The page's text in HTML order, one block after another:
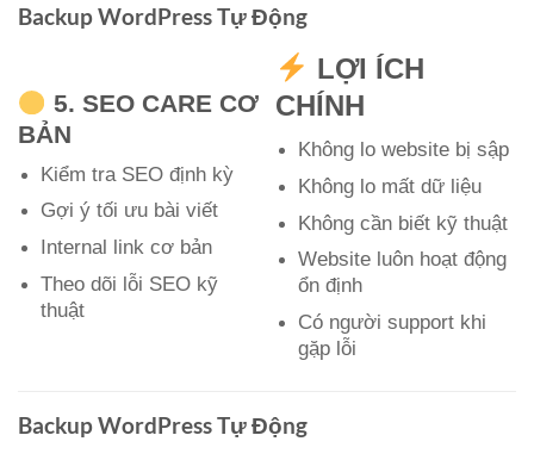
Backup WordPress Tự Động
5. SEO CARE CƠ
BẢN
Kiểm tra SEO định kỳ
Gợi ý tối ưu bài viết
Internal link cơ bản
Theo dõi lỗi SEO kỹ
thuật
LỢI ÍCH
CHÍNH
Không lo website bị sập
Không lo mất dữ liệu
Không cần biết kỹ thuật
Website luôn hoạt động
ổn định
Có người support khi
gặp lỗi
Backup WordPress Tự Động